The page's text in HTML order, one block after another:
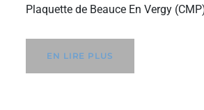
Plaquette de Beauce En Vergy
EN LIRE PLUS